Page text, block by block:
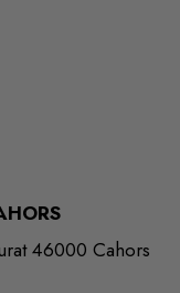
46000 Cahors